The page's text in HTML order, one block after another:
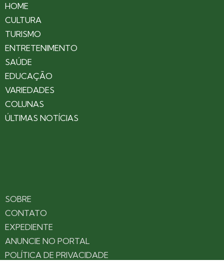
HOME
CULTURA
TURISMO
ENTRETENIMENTO
SAÚDE
EDUCAÇÃO
VARIEDADES
COLUNAS
ÚLTIMAS NOTÍCIAS
SOBRE
CONTATO
EXPEDIENTE
ANUNCIE NO PORTAL
POLÍTICA DE PRIVACIDADE